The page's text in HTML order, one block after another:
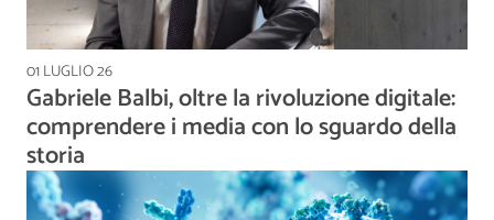
01 LUGLIO 26
Gabriele Balbi, oltre la rivoluzione digitale:
comprendere i media con lo sguardo della
storia